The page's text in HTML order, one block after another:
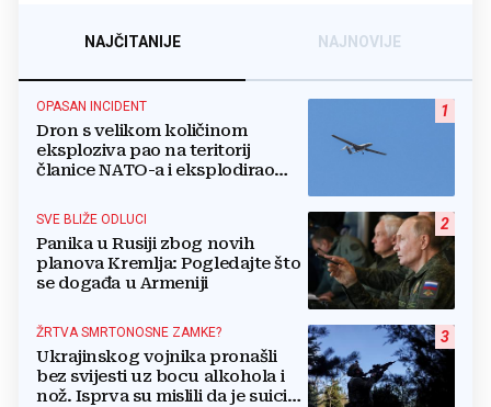
NAJČITANIJE NAJNOVIJE
1
OPASAN INCIDENT
Dron s velikom količinom
eksploziva pao na teritorij
članice NATO-a i eksplodirao
2
SVE BLIŽE ODLUCI
Panika u Rusiji zbog novih
planova Kremlja: Pogledajte što
se događa u Armeniji
3
ŽRTVA SMRTONOSNE ZAMKE?
Ukrajinskog vojnika pronašli
bez svijesti uz bocu alkohola i
nož. Isprva su mislili da je suicid,